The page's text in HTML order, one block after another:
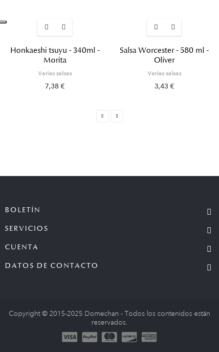
Honkaeshi tsuyu - 340ml -
Morita
Varias salsas
7,38 €
Salsa Worcester - 580 ml -
Oliver
Varias salsas
3,43 €
BOLETÍN
SERVICIOS
CUENTA
DATOS DE CONTACTO
Copyright © 2015-2025 Domechan - Todos los contenidos están
reservados.